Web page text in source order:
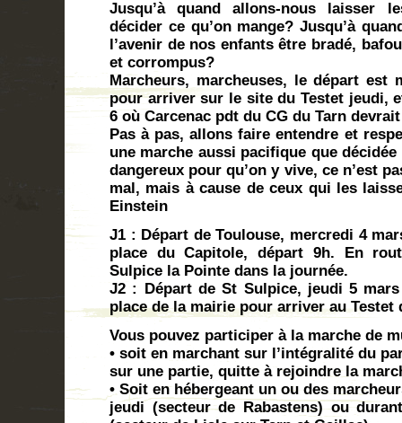
Jusqu’à quand allons-nous laisser
décider ce qu’on mange? Jusqu’à
l’avenir de nos enfants être bradé,
et corrompus?
Marcheurs, marcheuses, le départ est
pour arriver sur le site du Testet jeudi,
6 où Carcenac pdt du CG du Tarn
Pas à pas, allons faire entendre et
une marche aussi pacifique que
dangereux pour qu’on y vive, ce n’est
mal, mais à cause de ceux qui les
Einstein
J1 : Départ de Toulouse, mercredi 4
place du Capitole, départ 9h. En
Sulpice la Pointe dans la journée.
J2 : Départ de St Sulpice, jeudi 5
place de la mairie pour arriver au Testet
Vous pouvez participer à la marche de
• soit en marchant sur l’intégralité du
sur une partie, quitte à rejoindre la
• Soit en hébergeant un ou des
jeudi (secteur de Rabastens) ou